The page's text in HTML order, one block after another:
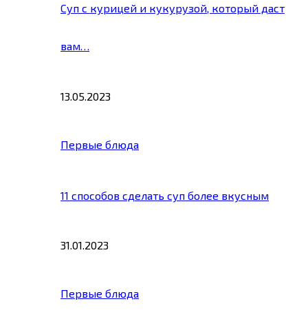
Суп с курицей и кукурузой, который даст
вам…
13.05.2023
Первые блюда
11 способов сделать суп более вкусным
31.01.2023
Первые блюда